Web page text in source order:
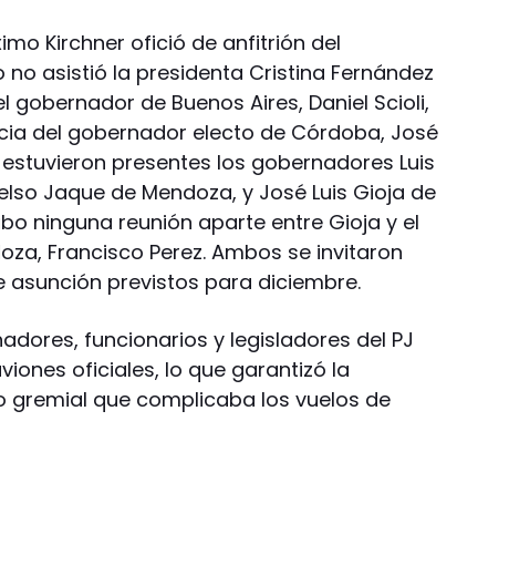
Kirchner ofició de anfitrión del
asistió la presidenta Cristina Fernández
gobernador de Buenos Aires, Daniel Scioli,
del gobernador electo de Córdoba, José
presentes los gobernadores Luis
Jaque de Mendoza, y José Luis Gioja de
ninguna reunión aparte entre Gioja y el
Francisco Perez. Ambos se invitaron
previstos para diciembre.
funcionarios y legisladores del PJ
oficiales, lo que garantizó la
que complicaba los vuelos de